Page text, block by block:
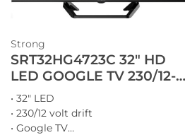
Strong
SRT32HG4723C 32" HD
LED GOOGLE TV 230/12-
VOLT
• 32" LED
• 230/12 volt drift
• Google TV